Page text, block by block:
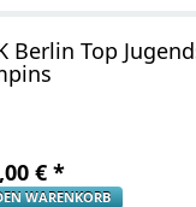
Berlin Top
€ *
WARENKORB